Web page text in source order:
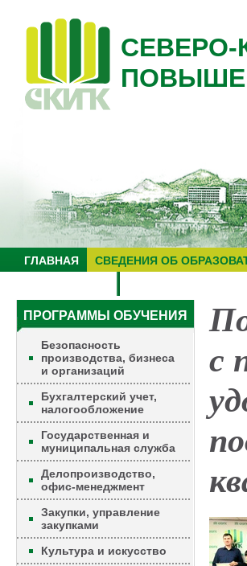
СЕВЕРО-
ГЛАВНАЯ
СВЕДЕНИЯ ОБ
ПРОГРАММЫ ОБУЧЕНИЯ
Безопасность
производства, бизнеса
и организаций
Бухгалтерский учет,
налогообложение
Государственная и
муниципальная служба
Делопроизводство,
офис-менеджмент
Закупки, управление
закупками
Культура и искусство
с